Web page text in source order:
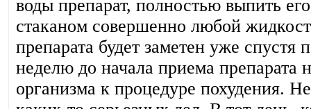
воды препарат, полностью выпить
стаканом совершенно любой
препарата будет заметен уже спустя
неделю до начала приема препарата
организма к процедуре похудения.